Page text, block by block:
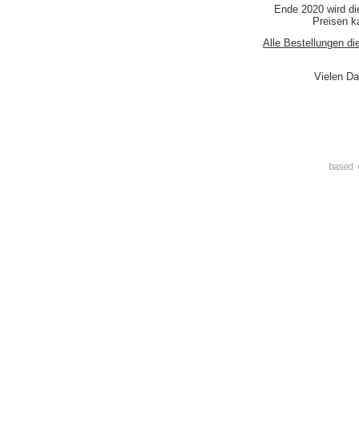
Ende 2020 wird
Preisen
Alle Bestellungen
Vielen